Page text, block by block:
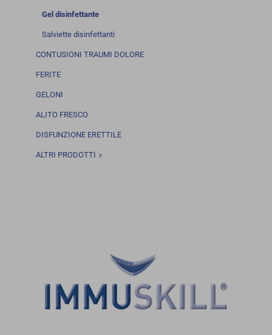
Gel disinfettante
Salviette disinfettanti
CONTUSIONI TRAUMI DOLORE
FERITE
GELONI
ALITO FRESCO
DISFUNZIONE ERETTILE
ALTRI PRODOTTI